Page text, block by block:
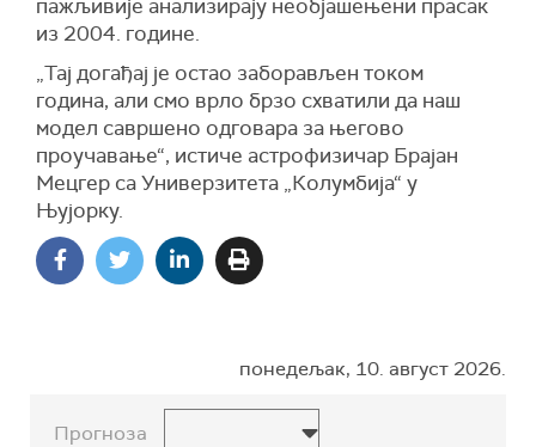
пажљивије анализирају необјашењени прасак
из 2004. године.
„Тај догађај је остао заборављен током
година, али смо врло брзо схватили да наш
модел савршено одговара за његово
проучавање“, истиче астрофизичар Брајан
Мецгер са Универзитета „Колумбија“ у
Њујорку.
понедељак, 10. август 2026.
Прогноза